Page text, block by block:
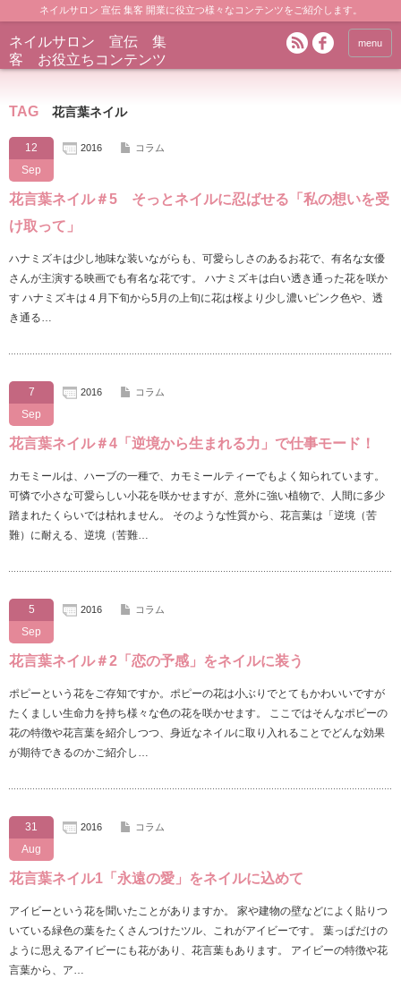
ネイルサロン 宣伝 集客 開業に役立つ様々なコンテンツをご紹介します。
ネイルサロン 宣伝 集
客 お役立ちコンテンツ
menu
TAG 花言葉ネイル
12
Sep
2016 コラム
花言葉ネイル＃5 そっとネイルに忍ばせる「私の想いを受
け取って」
ハナミズキは少し地味な装いながらも、可愛らしさのあるお花で、有名な女優
さんが主演する映画でも有名な花です。 ハナミズキは白い透き通った花を咲か
す ハナミズキは４月下旬から5月の上旬に花は桜より少し濃いピンク色や、透
き通る…
7
Sep
2016 コラム
花言葉ネイル＃4「逆境から生まれる力」で仕事モード！
カモミールは、ハーブの一種で、カモミールティーでもよく知られています。
可憐で小さな可愛らしい小花を咲かせますが、意外に強い植物で、人間に多少
踏まれたくらいでは枯れません。 そのような性質から、花言葉は「逆境（苦
難）に耐える、逆境（苦難…
5
Sep
2016 コラム
花言葉ネイル＃2「恋の予感」をネイルに装う
ポピーという花をご存知ですか。ポピーの花は小ぶりでとてもかわいいですが
たくましい生命力を持ち様々な色の花を咲かせます。 ここではそんなポピーの
花の特徴や花言葉を紹介しつつ、身近なネイルに取り入れることでどんな効果
が期待できるのかご紹介し…
31
Aug
2016 コラム
花言葉ネイル1「永遠の愛」をネイルに込めて
アイビーという花を聞いたことがありますか。 家や建物の壁などによく貼りつ
いている緑色の葉をたくさんつけたツル、これがアイビーです。 葉っぱだけの
ように思えるアイビーにも花があり、花言葉もあります。 アイビーの特徴や花
言葉から、ア…